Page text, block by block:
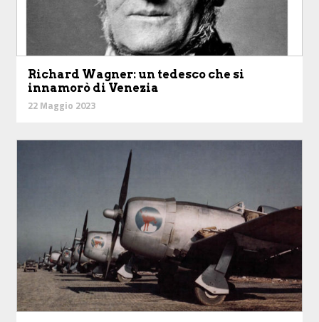
Richard Wagner: un tedesco che si
innamorò di Venezia
22 Maggio 2023